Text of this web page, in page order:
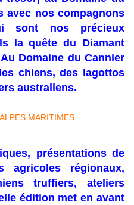
avec nos compagnons
sont nos précieux
la quête du Diamant
Domaine du Cannier
chiens, des lagottos
australiens.
présentations de
régionaux,
truffiers, ateliers
édition met en avant